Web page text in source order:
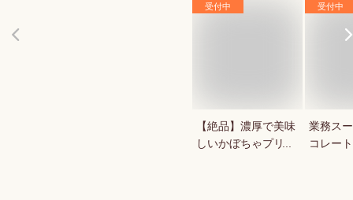
受付中
【絶品】濃厚で美味
しいかぼちゃプリン
受付中
業務ス
コレー